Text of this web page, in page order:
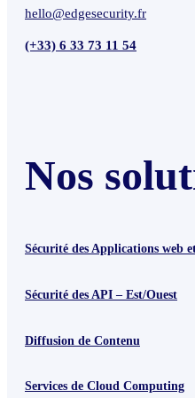
hello@edgesecurity.fr
(+33) 6 33 73 11 54
Nos
Sécurité des Applications web
Sécurité des API – Est/Ouest
Diffusion de Contenu
Services de Cloud Computing